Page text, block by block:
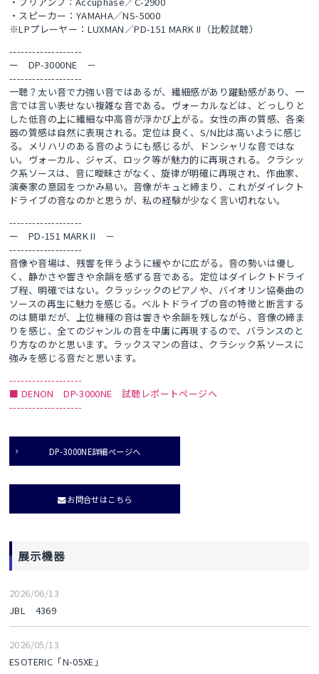
・スピーカー：YAMAHA／NS-5000
※LPプレーヤー：LUXMAN／PD-151 MARK II（比較試聴）
-------------------
ー DP-3000NE －
-------------------
一聴？太い音で力強い音ではあるが、繊細感があり躍動感があり、一
言では言い表せない複雑な音である。ヴォーカルなどは、どっしりと
した低音の上に繊細な中高音が浮かび上がる。女性の声の質感、各楽
器の質感は自然に表現される。定位は良く、S/N比は高いように感じ
る。メリハリのある音のようにも感じるが、ドンシャリな音ではな
い。ヴォーカル、ジャズ、ロック等が魅力的に再現される。クラシッ
ク系ソースは、音に曖昧さがなく、旋律が明確に再現され、作曲家、
演奏家の意図をつかみ易い。音像がキュと締まり、これがダイレクト
ドライブの音なのかと思うが、私の経験が少なく言い切れない。
-------------------
ー PD-151 MARK II －
-------------------
音像や音場は、残響を伴うように緩やかに広がる。音の勢いは優し
く、静かさや響きや余韻を感ずる音である。定位はダイレクトドライ
ブ程、明確ではない。クラッシックのピアノや、バイオリン協奏曲の
ソースの再生に魅力を感じる。ベルトドライブの音の特徴と断言する
のは簡単だが、上位機種の音は響きや余韻を残しながら、音像の締ま
りを感じ、全てのジャンルの音を中庸に再現するので、バランスのと
り方なのかと思います。ラックスマンの音は、クラシック系ソースに
強みを感じる音だと思います。
-------------------
■ DENON DP-3000NE 試聴レポートページへ
-------------------
DP-3000NE詳細ページへ
お問合せはこちら
展示機器
2026/06/13
JBL 4369
2026/05/13
ESOTERIC「N-05XE」